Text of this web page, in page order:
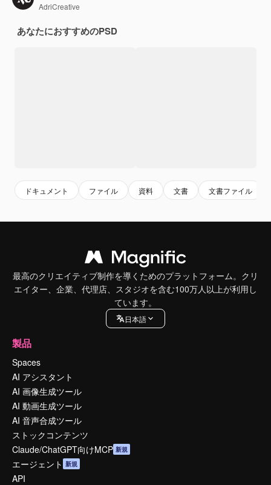
AdriCreative
あなたにおすすめのPSD
ドキュメント ファイル 資料 文書 文書ファイル
最高のクリエイティブ制作を導くためのプラットフォーム。クリ
エイター、企業、代理店、スタジオを含む100万人以上が利用し
ています。
日本語
製品
Spaces
AI アシスタント
AI 画像生成ツール
AI 動画生成ツール
AI 音声合成ツール
ストックコンテンツ
Claude/ChatGPT向けMCP 新規
エージェント 新規
API